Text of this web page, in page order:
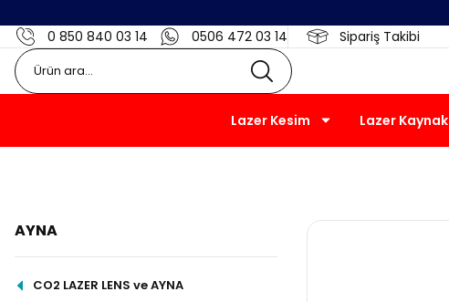
0 850 840 03 14
0506 472 03 14 Sipariş Takibi
Lazer Kesim Lazer Kaynak
AYNA
CO2 LAZER LENS ve AYNA